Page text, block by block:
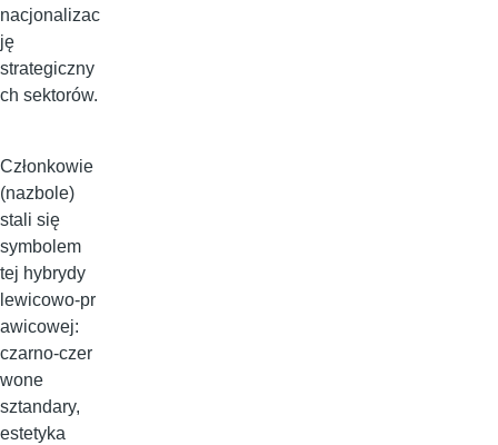
nacjonalizac
ję
strategiczny
ch sektorów.
Członkowie
(nazbole)
stali się
symbolem
tej hybrydy
lewicowo‑pr
awicowej:
czarno‑czer
wone
sztandary,
estetyka